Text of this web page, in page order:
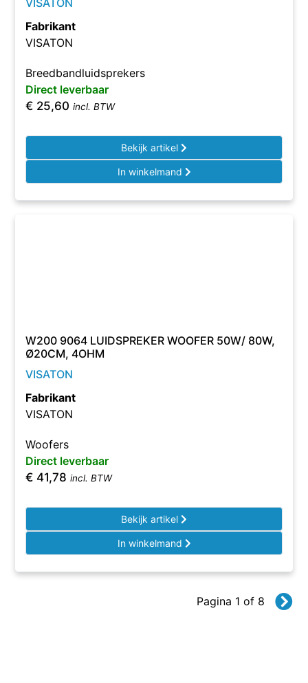
VISATON
Fabrikant
VISATON
Breedbandluidsprekers
Direct leverbaar
€ 25,60 incl. BTW
Bekijk artikel
In winkelmand
W200 9064 LUIDSPREKER WOOFER 50W/ 80W,
Ø20CM, 4OHM
VISATON
Fabrikant
VISATON
Woofers
Direct leverbaar
€ 41,78 incl. BTW
Bekijk artikel
In winkelmand
Pagina 1 of 8